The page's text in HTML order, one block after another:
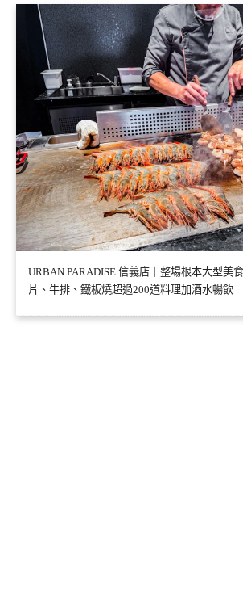
URBAN PARADISE 信義店｜整場根本大型美
片、牛排、鐵板燒超過200道料理加酒水暢飲